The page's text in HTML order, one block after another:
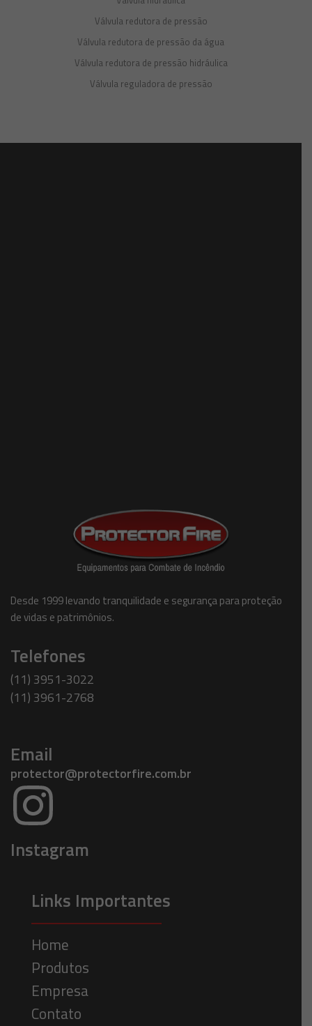
Válvula redutora de pressão
Válvula redutora de pressão da água
Válvula redutora de pressão hidráulica
Válvula reguladora de pressão
Desde 1999 levando tranquilidade e segurança para proteção
de vidas e patrimônios.
Telefones
(11) 3951-3022
(11) 3961-2768
Email
protector@protectorfire.com.br
Instagram
Links Importantes
Home
Produtos
Empresa
Contato